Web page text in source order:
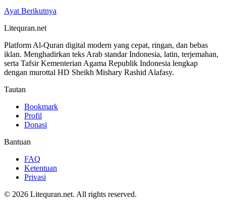
Ayat Berikutnya
Litequran.net
Platform Al-Quran digital modern yang cepat, ringan, dan bebas
iklan. Menghadirkan teks Arab standar Indonesia, latin, terjemahan,
serta Tafsir Kementerian Agama Republik Indonesia lengkap
dengan murottal HD Sheikh Mishary Rashid Alafasy.
Tautan
Bookmark
Profil
Donasi
Bantuan
FAQ
Ketentuan
Privasi
© 2026 Litequran.net. All rights reserved.